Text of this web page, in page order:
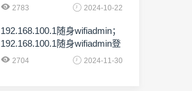
2783 2024-10-22
192.168.100.1随身wifiadmin；
192.168.100.1随身wifiadmin登
录器2704 2024-11-30